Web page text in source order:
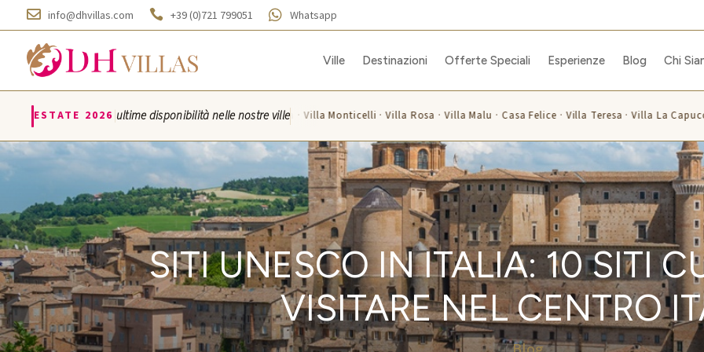
 info@dhvillas.com  +39 (0)721 799051  Whatsapp
Ville Destinazioni Offerte Speciali Esperienze Blog Chi
ESTATE 2026 ultime disponibilità nelle nostre villeVilla Azzurra · Villa Monticelli · Villa Rosa · Villa Malu · Casa Felice · Villa Teresa · Villa La
SITI UNESCO IN ITALIA: 10 SITI
VISITARE NEL CENTRO